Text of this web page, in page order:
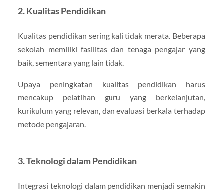
2.Kualitas Pendidikan
Kualitas pendidikan sering kali tidak merata. Beberapa
sekolah memiliki fasilitas dan tenaga pengajar yang
baik, sementara yang lain tidak.
Upaya peningkatan kualitas pendidikan harus
mencakup pelatihan guru yang berkelanjutan,
kurikulum yang relevan, dan evaluasi berkala terhadap
metode pengajaran.
3.Teknologi dalam Pendidikan
Integrasi teknologi dalam pendidikan menjadi semakin